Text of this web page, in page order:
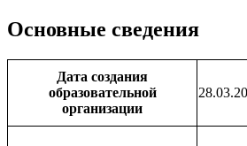
Основные сведения
Дата создания
образовательной
организации